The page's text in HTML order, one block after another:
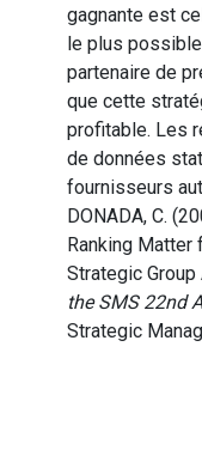
gagnante est
le plus
partenaire de
que cette
profitable. Les
de données
fournisseurs
DONADA, C.
Ranking
Strategic Group
the SMS 22nd
Strategic